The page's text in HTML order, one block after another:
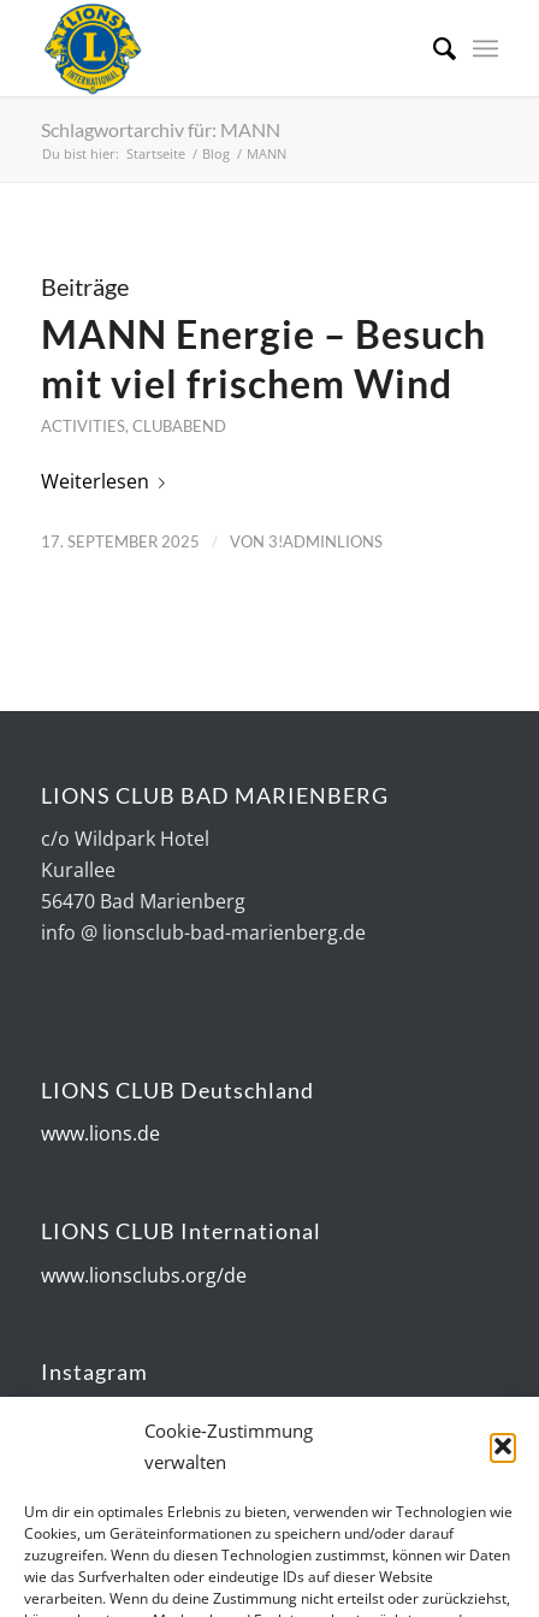
Cookie-Zustimmung
verwalten
Um dir ein optimales Erlebnis zu bieten, verwenden wir Technologien wie
Cookies, um Geräteinformationen zu speichern und/oder darauf
zuzugreifen. Wenn du diesen Technologien zustimmst, können wir Daten
wie das Surfverhalten oder eindeutige IDs auf dieser Website
verarbeiten. Wenn du deine Zustimmung nicht erteilst oder zurückziehst,
Schlagwortarchiv für: MANN
Du bist hier: Startseite / Blog / MANN
Beiträge
MANN Energie – Besuch
mit viel frischem Wind
ACTIVITIES, CLUBABEND
Weiterlesen
17. SEPTEMBER 2025 / VON 3!ADMINLIONS
LIONS CLUB BAD MARIENBERG
c/o Wildpark Hotel
Kurallee
56470 Bad Marienberg
info @ lionsclub-bad-marienberg.de
LIONS CLUB Deutschland
www.lions.de
LIONS CLUB International
www.lionsclubs.org/de
Instagram
Kategorien
Activities